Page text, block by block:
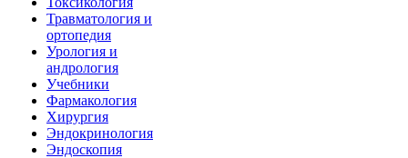
Травматология и
ортопедия
Урология и
андрология
Учебники
Фармакология
Хирургия
Эндокринология
Эндоскопия